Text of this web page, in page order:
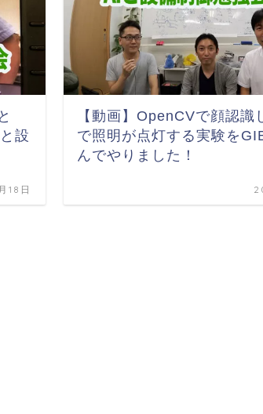
設
18日
【動画】OpenCVで顔認識
で照明が点灯する実験を
んでやりました！